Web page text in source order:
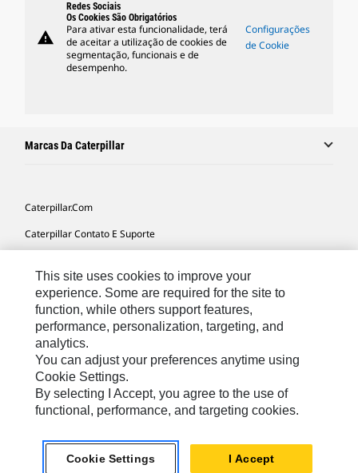
warning
Redes Sociais
Os Cookies São Obrigatórios
Para ativar esta funcionalidade, terá
de aceitar a utilização de cookies de
segmentação, funcionais e de
desempenho.
Configurações
de Cookie
Marcas Da Caterpillar
Caterpillar.com
Caterpillar Contato E Suporte
Mapa Do Local
Cookie Settings
Legal
Privacidade
Portuguese
reservados.
This site uses cookies to improve your
experience. Some are required for the site to
function, while others support features,
performance, personalization, targeting, and
analytics.
You can adjust your preferences anytime using
Cookie Settings.
By selecting I Accept, you agree to the use of
functional, performance, and targeting cookies.
Cookie Settings I Accept